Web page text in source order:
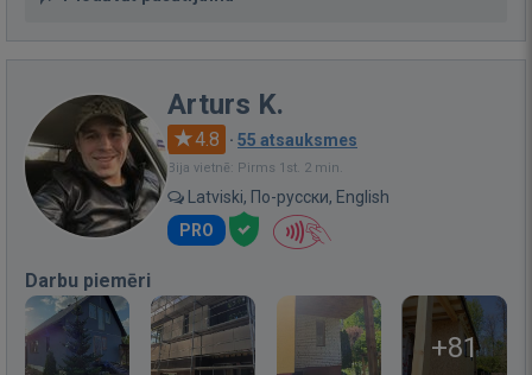
Arturs K.
4.8 · 55 atsauksmes
Bija vietnē: Pirms 1st. 2 min.
Latviski, По-русски, English
PRO
Darbu piemēri
+81